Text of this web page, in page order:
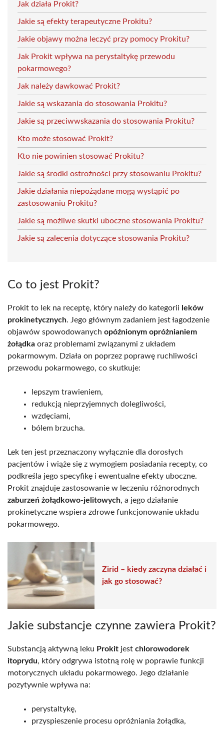
Jak działa Prokit?
Jakie są efekty terapeutyczne Prokitu?
Jakie objawy można leczyć przy pomocy Prokitu?
Jak Prokit wpływa na perystaltykę przewodu
pokarmowego?
Jak należy dawkować Prokit?
Jakie są wskazania do stosowania Prokitu?
Jakie są przeciwwskazania do stosowania Prokitu?
Kto może stosować Prokit?
Kto nie powinien stosować Prokitu?
Jakie są środki ostrożności przy stosowaniu Prokitu?
Jakie działania niepożądane mogą wystąpić po
zastosowaniu Prokitu?
Jakie są możliwe skutki uboczne stosowania Prokitu?
Jakie są zalecenia dotyczące stosowania Prokitu?
Co to jest Prokit?
Prokit to lek na receptę, który należy do kategorii leków
prokinetycznych. Jego głównym zadaniem jest łagodzenie
objawów spowodowanych opóźnionym opróżnianiem
żołądka oraz problemami związanymi z układem
pokarmowym. Działa on poprzez poprawę ruchliwości
przewodu pokarmowego, co skutkuje:
lepszym trawieniem,
redukcją nieprzyjemnych dolegliwości,
wzdęciami,
bólem brzucha.
Lek ten jest przeznaczony wyłącznie dla dorosłych
pacjentów i wiąże się z wymogiem posiadania recepty, co
podkreśla jego specyfikę i ewentualne efekty uboczne.
Prokit znajduje zastosowanie w leczeniu różnorodnych
zaburzeń żołądkowo-jelitowych, a jego działanie
prokinetyczne wspiera zdrowe funkcjonowanie układu
pokarmowego.
Zirid – kiedy zaczyna działać i
jak go stosować?
Jakie substancje czynne zawiera Prokit?
Substancją aktywną leku Prokit jest chlorowodorek
itoprydu, który odgrywa istotną rolę w poprawie funkcji
motorycznych układu pokarmowego. Jego działanie
pozytywnie wpływa na:
perystaltykę,
przyspieszenie procesu opróżniania żołądka,